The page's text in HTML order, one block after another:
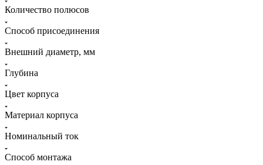
Количество полюсов
Способ присоединения
Внешний диаметр, мм
Глубина
Цвет корпуса
Материал корпуса
Номинальный ток
Способ монтажа